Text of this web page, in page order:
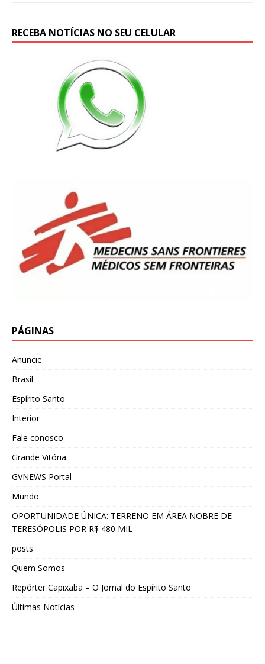
RECEBA NOTÍCIAS NO SEU CELULAR
PÁGINAS
Anuncie
Brasil
Espírito Santo
Interior
Fale conosco
Grande Vitória
GVNEWS Portal
Mundo
OPORTUNIDADE ÚNICA: TERRENO EM ÁREA NOBRE DE
TERESÓPOLIS POR R$ 480 MIL
posts
Quem Somos
Repórter Capixaba – O Jornal do Espírito Santo
Últimas Notícias